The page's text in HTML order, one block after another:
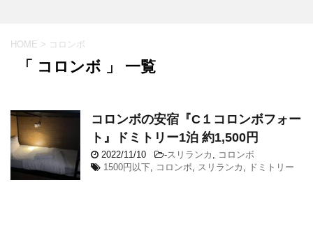
HOME > コロンボ
「 コロンボ 」 一覧
コロンボの安宿『C１コロンボフォー
ト』ドミトリー1泊 約1,500円
2022/11/10 -スリランカ
コロンボ
1500円以下
コロンボ スリランカ ドミトリー